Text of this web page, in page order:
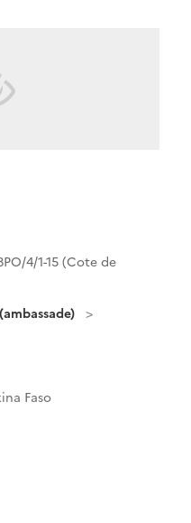
4/1-15 (Cote de
Faso